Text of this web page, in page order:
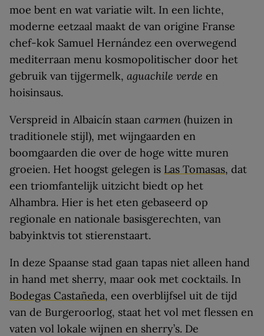
moe bent en wat variatie wilt. In een lichte,
moderne eetzaal maakt de van origine Franse
chef-kok Samuel Hernández een overwegend
mediterraan menu kosmopolitischer door het
gebruik van tijgermelk, aguachile verde en
hoisinsaus.
Verspreid in Albaicín staan carmen (huizen in
traditionele stijl), met wijngaarden en
boomgaarden die over de hoge witte muren
groeien. Het hoogst gelegen is Las Tomasas, dat
een triomfantelijk uitzicht biedt op het
Alhambra. Hier is het eten gebaseerd op
regionale en nationale basisgerechten, van
babyinktvis tot stierenstaart.
In deze Spaanse stad gaan tapas niet alleen hand
in hand met sherry, maar ook met cocktails. In
Bodegas Castañeda, een overblijfsel uit de tijd
van de Burgeroorlog, staat het vol met flessen en
vaten vol lokale wijnen en sherry’s. De